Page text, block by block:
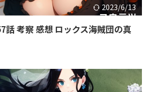
2023/6/13
話 考察 感想 ロックス海賊団の真